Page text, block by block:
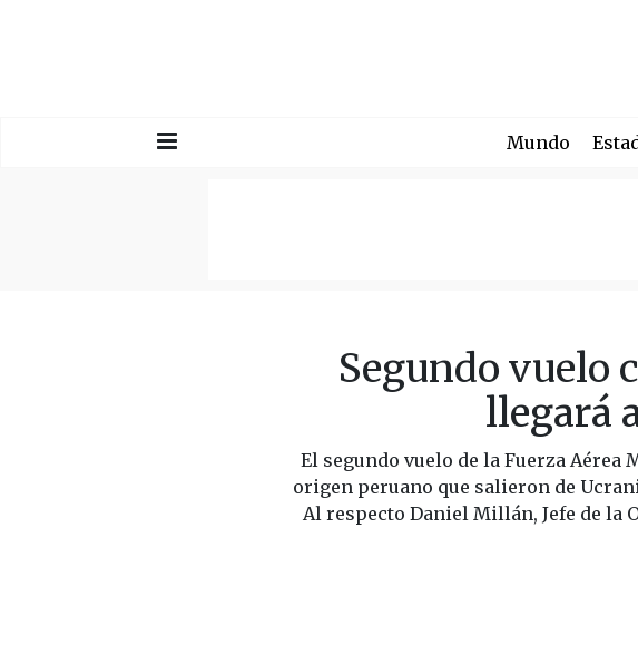
Mundo
Segundo vuelo
llegará
El segundo vuelo de la Fuerza
origen peruano que salieron de
Al respecto Daniel Millán, Jefe de la